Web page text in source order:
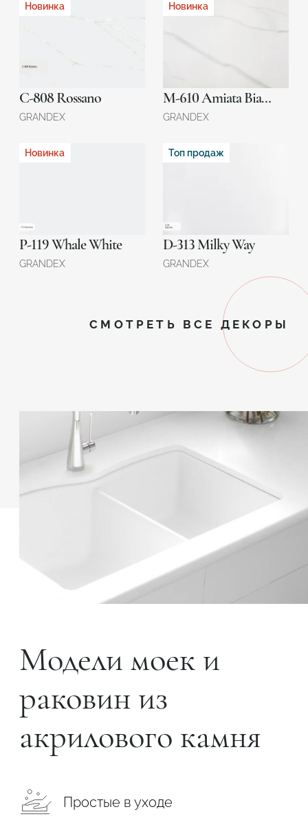
Новинка
C-808 Rossano
GRANDEX
Новинка
M-610 Amiata Bianca
GRANDEX
Новинка
P-119 Whale White
GRANDEX
Топ продаж
D-313 Milky Way
GRANDEX
СМОТРЕТЬ ВСЕ ДЕКОРЫ
Модели моек и
раковин из
акрилового камня
Простые в уходе